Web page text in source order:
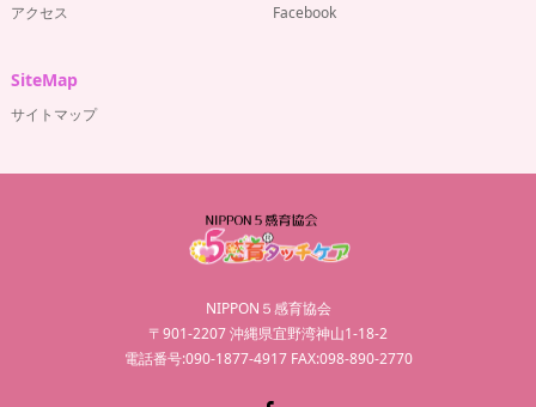
アクセス Facebook
SiteMap
サイトマップ
NIPPON５感育協会
〒901-2207 沖縄県宜野湾神山1-18-2
電話番号:090-1877-4917 FAX:098-890-2770